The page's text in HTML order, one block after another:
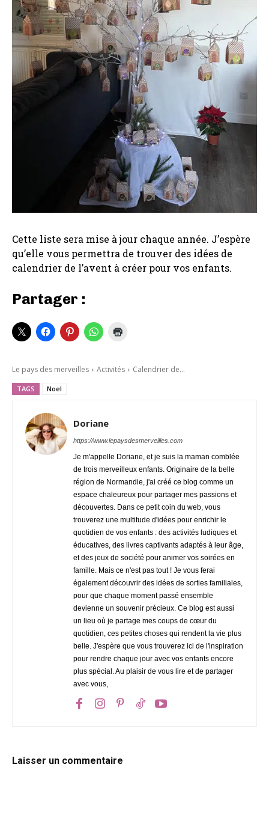
Cette liste sera mise à jour chaque année. J’espère
qu’elle vous permettra de trouver des idées de
calendrier de l’avent à créer pour vos enfants.
Partager :
Le pays des merveilles Activités Calendrier de...
TAGS Noel
Doriane
https://www.lepaysdesmerveilles.com
Je m'appelle Doriane, et je suis la maman comblée
de trois merveilleux enfants. Originaire de la belle
région de Normandie, j'ai créé ce blog comme un
espace chaleureux pour partager mes passions et
découvertes. Dans ce petit coin du web, vous
trouverez une multitude d'idées pour enrichir le
quotidien de vos enfants : des activités ludiques et
éducatives, des livres captivants adaptés à leur âge,
et des jeux de société pour animer vos soirées en
famille. Mais ce n'est pas tout ! Je vous ferai
également découvrir des idées de sorties familiales,
pour que chaque moment passé ensemble
devienne un souvenir précieux. Ce blog est aussi
un lieu où je partage mes coups de cœur du
quotidien, ces petites choses qui rendent la vie plus
belle. J'espère que vous trouverez ici de l'inspiration
pour rendre chaque jour avec vos enfants encore
plus spécial. Au plaisir de vous lire et de partager
avec vous,
Laisser un commentaire